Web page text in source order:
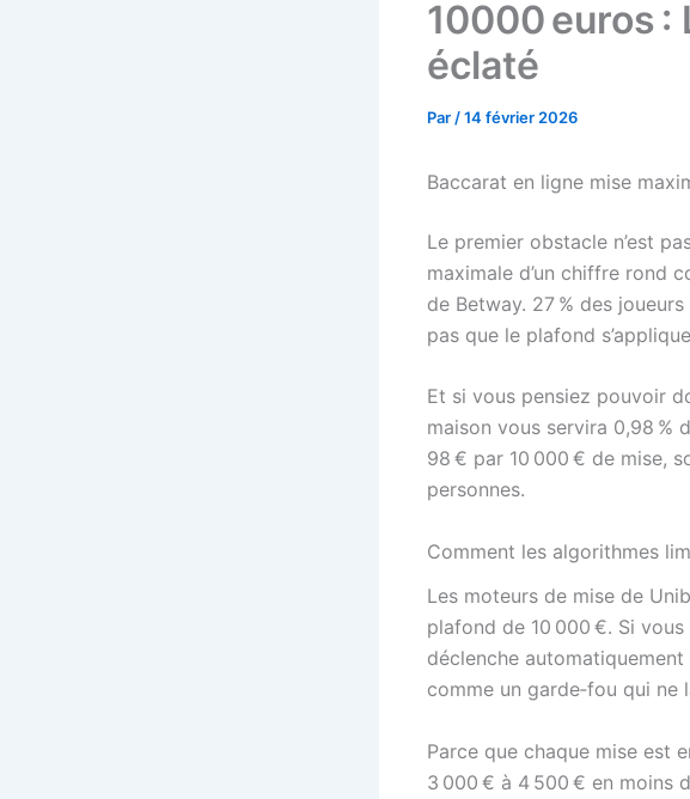
10000 euros :
éclaté
Par /14 février 2026
Baccarat en ligne mise
Le premier obstacle n’est
maximale d’un chiffre rond
de Betway. 27 % des
pas que le plafond
Et si vous pensiez pouvoir
maison vous servira 0,98 %
98 € par 10 000 € de mise,
personnes.
Comment les algorithmes
Les moteurs de mise de
plafond de 10 000 €. Si
déclenche
comme un garde‑fou qui ne
Parce que chaque mise est
3 000 € à 4 500 € en moins